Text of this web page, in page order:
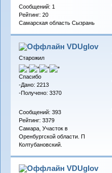
Сообщений: 1
Рейтинг: 20
Самарская область Сызрань
VDUglov
Старожил
Спасибо
-Дано: 2213
-Получено: 3370
Сообщений: 393
Рейтинг: 3379
Самара, Участок в
Оренбургской области. П
Колтубановский.
VDUglov